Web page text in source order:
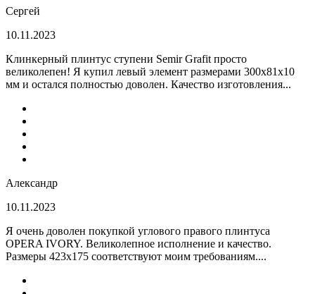
Сергей
10.11.2023
Клинкерный плинтус ступени Semir Grafit просто
великолепен! Я купил левый элемент размерами 300х81х10
мм и остался полностью доволен. Качество изготовления...
Александр
10.11.2023
Я очень доволен покупкой углового правого плинтуса
OPERA IVORY. Великолепное исполнение и качество.
Размеры 423х175 соответствуют моим требованиям....